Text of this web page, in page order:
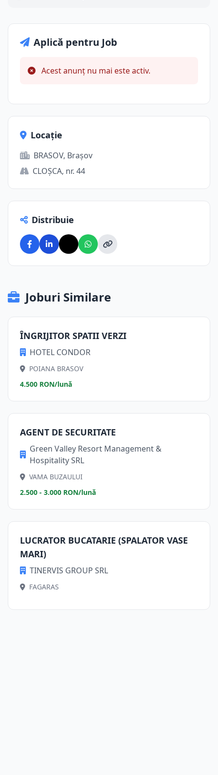
Aplică pentru Job
Acest anunț nu mai este activ.
Locație
BRASOV, Brașov
CLOŞCA, nr. 44
Distribuie
Joburi Similare
ÎNGRIJITOR SPATII VERZI
HOTEL CONDOR
POIANA BRASOV
4.500 RON/lună
AGENT DE SECURITATE
Green Valley Resort Management &
Hospitality SRL
VAMA BUZAULUI
2.500 - 3.000 RON/lună
LUCRATOR BUCATARIE (SPALATOR VASE
MARI)
TINERVIS GROUP SRL
FAGARAS